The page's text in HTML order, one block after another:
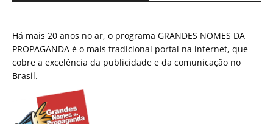
Há mais 20 anos no ar, o programa GRANDES NOMES DA
PROPAGANDA é o mais tradicional portal na internet, que
cobre a excelência da publicidade e da comunicação no
Brasil.